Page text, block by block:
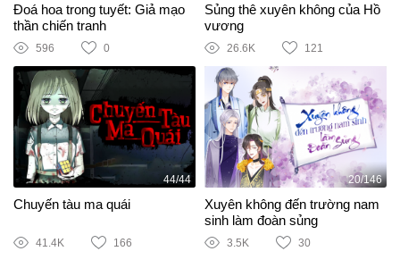
Đoá hoa trong tuyết: Giả mạo
thần chiến tranh
596 0
Sủng thê xuyên không của Hồ
vương
26.6K 121
44/44
Chuyến tàu ma quái
41.4K 166
20/146
Xuyên không đến trường nam
sinh làm đoàn sủng
3.5K 30